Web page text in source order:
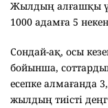
Жылдың алғашқы
1000 адамға 5
Сондай-ақ, осы
бойынша,
есепке алмағанда
жылдың тиісті